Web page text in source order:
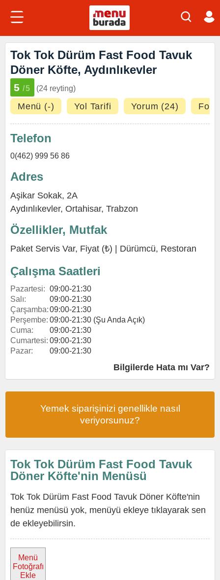
Tok Tok Dürüm Fast Food Tavuk
Döner Köfte, Aydınlıkevler
5 /5 (24 reyting)
Menü (-) Yol Tarifi Yorum (24)
Telefon
0(462) 999 56 86
Adres
Aşikar Sokak, 2A
Aydınlıkevler, Ortahisar, Trabzon
Özellikler, Mutfak
Paket Servis Var, Fiyat (₺) | Dürümcü, Restoran
Çalışma Saatleri
Pazartesi: 09:00-21:30
Salı:
09:00-21:30
Çarşamba:09:00-21:30
Perşembe: 09:00-21:30 (Şu Anda Açık)
Cuma:
09:00-21:30
Cumartesi: 09:00-21:30
Pazar:
09:00-21:30
Bilgilerde Hata mı Var?
Yemek siparişinizi genellikle nasıl
veriyorsunuz?
Tok Tok Dürüm Fast Food Tavuk
Döner Köfte'nin Menüsü
Tok Tok Dürüm Fast Food Tavuk Döner Köfte'nin
henüz menüsü yok, menüyü ekleye tıklayarak sen
de ekleyebilirsin.
Menü
Fotoğrafı
Ekle